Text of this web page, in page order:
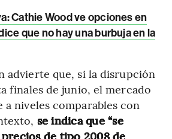
Cathie Wood ve opciones en
que no hay una burbuja en la
advierte que, si la disrupción
finales de junio, el mercado
a niveles comparables con
se indica que “se
de tipo 2008 de